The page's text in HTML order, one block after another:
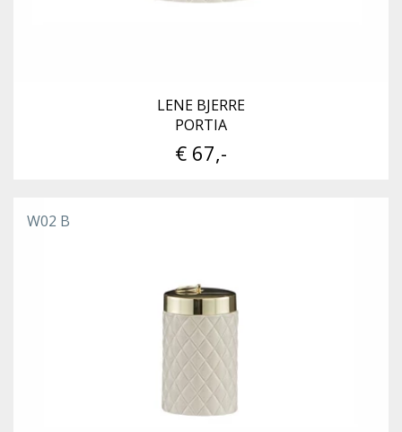
LENE BJERRE
PORTIA
€ 67,-
W02 B